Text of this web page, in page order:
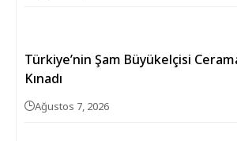
Türkiye’nin Şam Büyükelçisi
Kınadı
Ağustos 7, 2026